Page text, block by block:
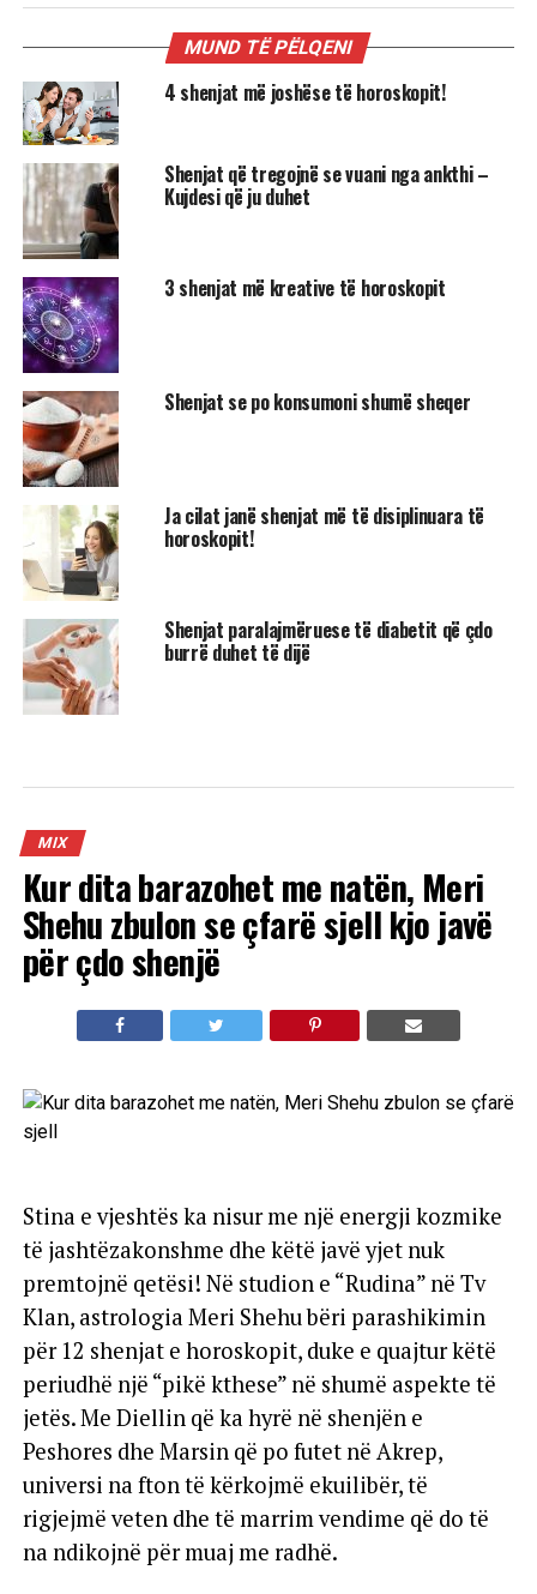
MUND TË PËLQENI
4 shenjat më joshëse të horoskopit!
Shenjat që tregojnë se vuani nga ankthi –
Kujdesi që ju duhet
3 shenjat më kreative të horoskopit
Shenjat se po konsumoni shumë sheqer
Ja cilat janë shenjat më të disiplinuara të
horoskopit!
Shenjat paralajmëruese të diabetit që çdo
burrë duhet të dijë
MIX
Kur dita barazohet me natën, Meri
Shehu zbulon se çfarë sjell kjo javë
për çdo shenjë
Stina e vjeshtës ka nisur me një energji kozmike
të jashtëzakonshme dhe këtë javë yjet nuk
premtojnë qetësi! Në studion e “Rudina” në Tv
Klan, astrologia Meri Shehu bëri parashikimin
për 12 shenjat e horoskopit, duke e quajtur këtë
periudhë një “pikë kthese” në shumë aspekte të
jetës. Me Diellin që ka hyrë në shenjën e
Peshores dhe Marsin që po futet në Akrep,
universi na fton të kërkojmë ekuilibër, të
rigjejmë veten dhe të marrim vendime që do të
na ndikojnë për muaj me radhë.